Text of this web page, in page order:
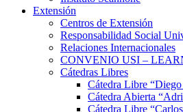
Extensión
Centros de Extensión
Responsabilidad Social
Relaciones Internacionales
CONVENIO USI –
Cátedras Libres
Cátedra Libre
Cátedra Abierta
Cátedra Libre